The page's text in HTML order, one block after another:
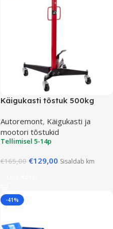
Käigukasti tõstuk 500kg
Autoremont, Käigukasti ja
mootori tõstukid
Tellimisel 5-14p
€165,00 €129,00 Sisaldab km
-41%